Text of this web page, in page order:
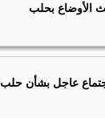
الأوضاع بحلب
عاجل بشأن حلب